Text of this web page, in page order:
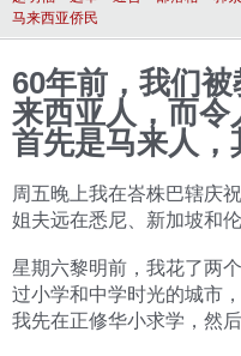
马来西亚侨民
60年前，我们
来西亚人，而
首先是马来人，
周五晚上我在峇株巴辖庆
姐夫远在悉尼、新加坡和
星期六黎明前，我花了两
过小学和中学时光的城市
我先在正修华小求学，然